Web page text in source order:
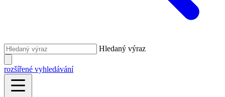
Hledaný výraz
rozšířené vyhledávání